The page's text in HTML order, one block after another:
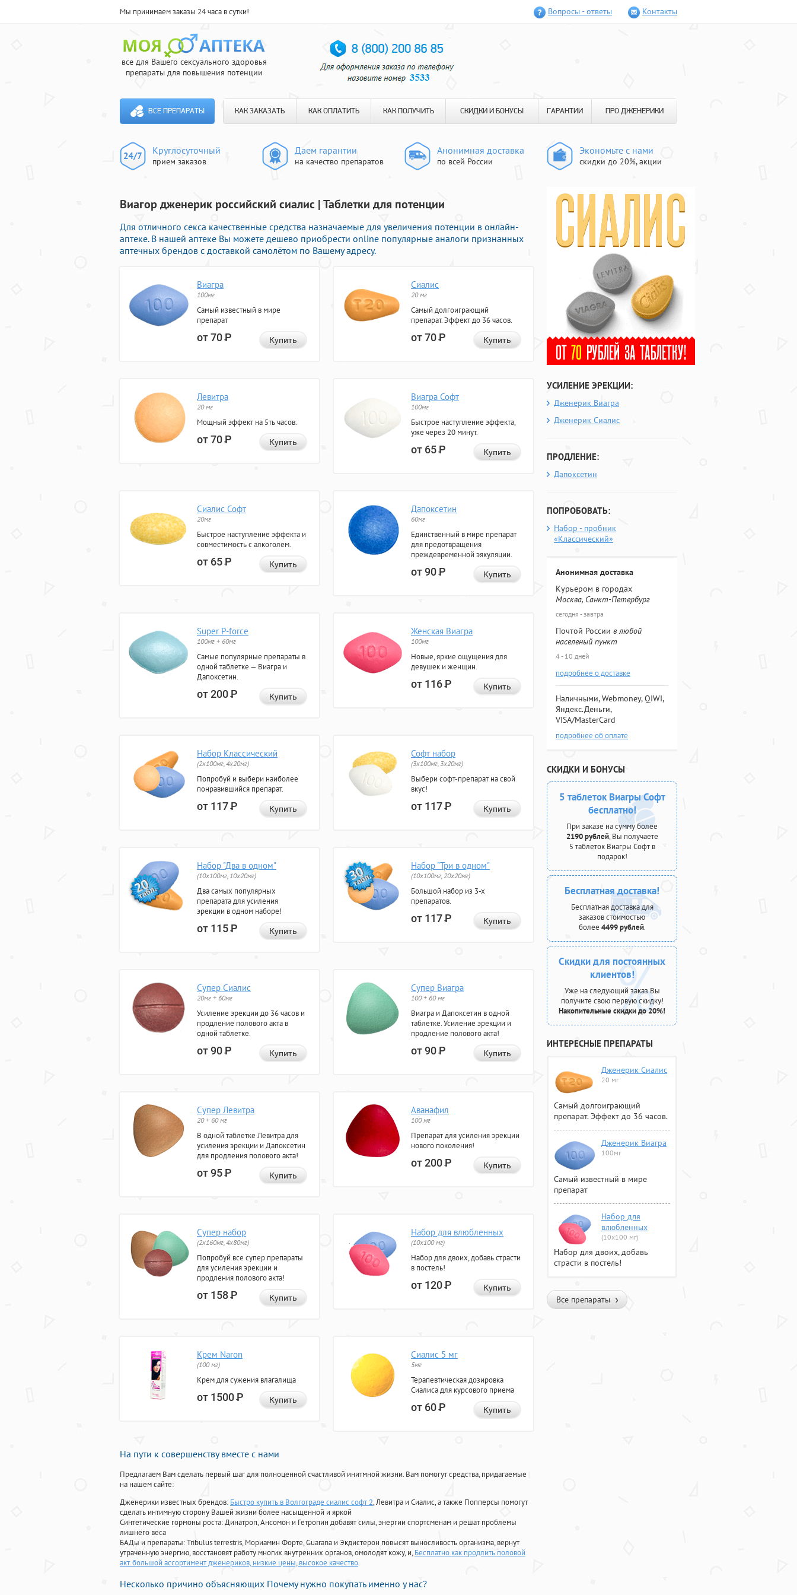
Мы принимаем заказы 24 часа в сутки! Вопросы - ответы Контакты
все для Вашего сексуального здоровья
препараты для повышения потенции
ВСЕ ПРЕПАРАТЫ КАК ЗАКАЗАТЬ КАК ОПЛАТИТЬ КАК ПОЛУЧИТЬ СКИДКИ И БОНУСЫ ГАРАНТИИ ПРО ДЖЕНЕРИКИ
Круглосуточный
прием заказов
Даем гарантии
на качество препаратов
Анонимная доставка
по всей России
Экономьте с нами
скидки до 20%, акции
Виагор дженерик российский сиалис | Таблетки для потенции
Для отличного секса качественные средства назначаемые для увеличения потенции в онлайн-
аптеке. В нашей аптеке Вы можете дешево приобрести online популярные аналоги признанных
аптечных брендов с доставкой самолётом по Вашему адресу.
Виагра
100мг
Самый известный в мире
препарат
от 70Р Купить
Сиалис
20 мг
Самый долгоиграющий
препарат. Эффект до 36 часов.
от 70Р Купить
Левитра
20 мг
Мощный эффект на 5ть часов.
от 70Р Купить
Виагра Софт
100мг
Быстрое наступление эффекта,
уже через 20 минут.
от 65Р Купить
Сиалис Софт
20мг
Быстрое наступление эффекта и
совместимость с алкоголем.
от 65Р Купить
Дапоксетин
60мг
Единственный в мире препарат
для предотвращения
преждевременной эякуляции.
от 90Р Купить
Super P-force
100мг + 60мг
Самые популярные препараты в
одной таблетке — Виагра и
Дапоксетин.
от 200Р Купить
Женская Виагра
100мг
Новые, яркие ощущения для
девушек и женщин.
от 116Р Купить
Набор Классический
(2x100мг, 4x20мг)
Попробуй и выбери наиболее
понравившийся препарат.
от 117Р Купить
Софт набор
(3x100мг, 3x20мг)
Выбери софт-препарат на свой
вкус!
от 117Р Купить
Набор "Два в одном"
(10x100мг, 10x20мг)
Два самых популярных
препарата для усиления
эрекции в одном наборе!
от 115Р Купить
Набор "Три в одном"
(10x100мг, 20x20мг)
Большой набор из 3-х
препаратов.
от 117Р Купить
Супер Сиалис
20мг + 60мг
Усиление эрекции до 36 часов и
продление полового акта в
одной таблетке.
от 90Р Купить
Супер Виагра
100 + 60 мг
Виагра и Дапоксетин в одной
таблетке. Усиление эрекции и
продление полового акта!
от 90Р Купить
Супер Левитра
20 + 60 мг
В одной таблетке Левитра для
усиления эрекции и Дапоксетин
для продления полового акта!
от 95Р Купить
Аванафил
100 мг
Препарат для усиления эрекции
нового поколения!
от 200Р Купить
Супер набор
(2х160мг, 4х80мг)
Попробуй все супер препараты
для усиления эрекции и
продления полового акта!
от 158Р Купить
Набор для влюбленных
(10х100 мг)
Набор для двоих, добавь страсти
в постель!
от 120Р Купить
Крем Naron
(100 мг)
Крем для сужения влагалища
от 1500Р Купить
Сиалис 5 мг
5мг
Терапевтическая дозировка
Сиалиса для курсового приема
от 60Р Купить
На пути к совершенству вместе с нами
Предлагаем Вам сделать первый шаг для полноценной счастливой инитмной жизни. Вам помогут средства, придагаемые
на нашем сайте:
Дженерики известных брендов: Быстро купить в Волгограде сиалис софт 2, Левитра и Сиалис, а также Попперсы помогут
сделать интимную сторону Вашей жизни более насыщенной и яркой
Синтетические гормоны роста: Динатроп, Ансомон и Гетропин добавят силы, энергии спортсменам и решат проблемы
лишнего веса
БАДы и препараты:Tribulus terrestris, Мориамин Форте, Guarana и Экдистерон повысят выносливость организма, вернут
утраченную энергию, восстановят работу многих внутренних органов, омолодят кожу, и, Бесплатно как продлить половой
акт. большой ассортимент дженериков, низкие цены, высокое качество.
Несколько причино объясняющих Почему нужно покупать именно у нас?
УСИЛЕНИЕ ЭРЕКЦИИ:
Дженерик Виагра
Дженерик Сиалис
ПРОДЛЕНИЕ:
Дапоксетин
ПОПРОБОВАТЬ:
Набор - пробник
«Классический»
Анонимная доставка
Курьером в городах
Москва, Санкт-Петербург
сегодня - завтра
Почтой России в любой
населеный пункт
4 - 10 дней
подробнее о доставке
Наличными, Webmoney, QIWI,
Яндекс.Деньги,
VISA/MasterCard
подробнее об оплате
СКИДКИ И БОНУСЫ
5 таблеток Виагры Софт
бесплатно!
При заказе на сумму более
2190 рублей, Вы получаете
5 таблеток Виагры Софт в
подарок!
Бесплатная доставка!
Бесплатная доставка для
заказов стоимостью
более 4499 рублей.
Скидки для постоянных
клиентов!
Уже на следующий заказ Вы
получите свою первую скидку!
Накопительные скидки до 20%!
ИНТЕРЕСНЫЕ ПРЕПАРАТЫ
Дженерик Сиалис
20 мг
Самый долгоиграющий
препарат. Эффект до 36 часов.
Дженерик Виагра
100мг
Самый известный в мире
препарат
Набор для
влюбленных
(10х100 мг)
Набор для двоих, добавь
страсти в постель!
Все препараты